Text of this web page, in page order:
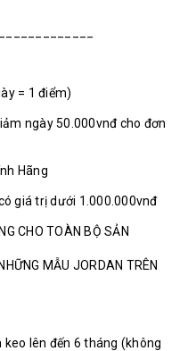
= 1 điểm)
ngày 50.000vnđ cho đơn
Hãng
giá trị dưới 1.000.000vnđ
CHO TOÀN BỘ SẢN
MẪU JORDAN TRÊN
lên đến 6 tháng (không